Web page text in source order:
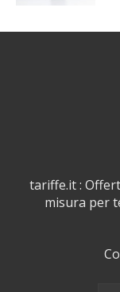
tariffe.it :
misura per